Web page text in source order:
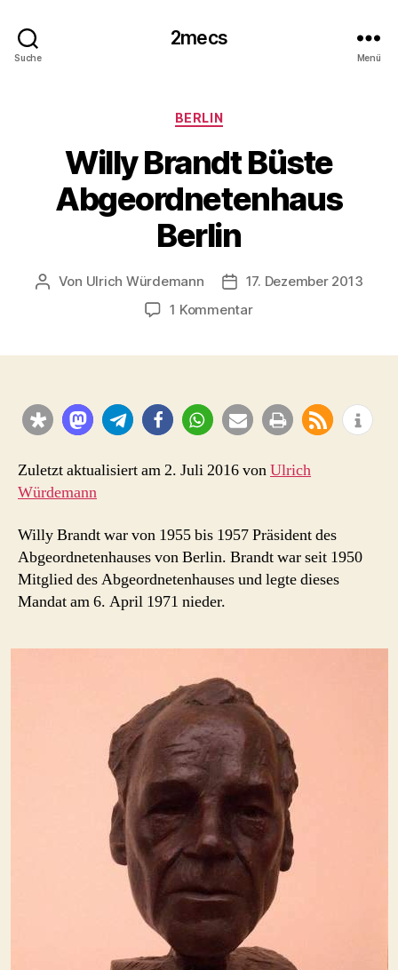
Suche
2mecs
Menü
Kategorien
BERLIN
Willy Brandt Büste
Abgeordnetenhaus
Berlin
Beitragsautor
Von Ulrich Würdemann Beitragsdatum
17. Dezember 2013
1 Kommentarzu
Berlin
Zuletzt aktualisiert am 2. Juli 2016 vonUlrich
Würdemann
Willy Brandt war von 1955 bis 1957 Präsident des
Abgeordnetenhauses von Berlin. Brandt war seit 1950
Mitglied des Abgeordnetenhauses und legte dieses
Mandat am 6. April 1971 nieder.